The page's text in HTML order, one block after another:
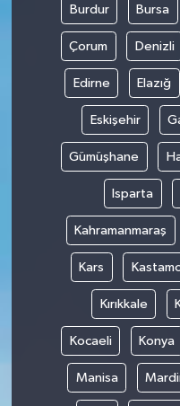
Burdur Bursa
Çorum Denizli
Edirne Elazığ
Eskişehir
Gümüşhane
Isparta
Kahramanmaraş
Kars
Kırıkkale
Kocaeli Konya
Manisa